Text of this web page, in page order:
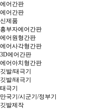
에어간판
에어간판
신제품
흥부자에어간판
에어원형간판
에어사각형간판
3D에어간판
에어아치형간판
깃발/태극기
깃발/태극기
태극기
만국기/시군기/정부기
깃발제작